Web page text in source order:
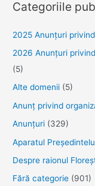
Categoriile
2025 Anunţuri
2026 Anunțuri
(5)
Alte domenii (5)
Anunţ privind
Anunţuri (329)
Aparatul
Despre raionul
Fără categorie (901)